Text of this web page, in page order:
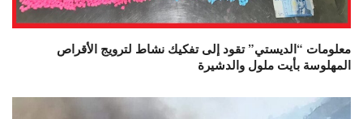
معلومات “الديستي” تقود إلى تفكيك نشاط لترويج الأقراص
المهلوسة بأيت ملول والدشيرة